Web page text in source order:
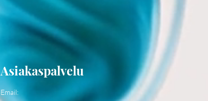
Asiakaspalvelu
Email: